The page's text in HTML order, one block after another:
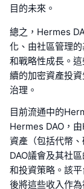
目的未來。
總之，Hermes
化、由社區管理
和戰略性成長。
續的加密資產投
治理。
目前流通中的
Hermes DAO，
資產（包括代幣
DAO議會及其社
和投資策略。該
後將這些收入作